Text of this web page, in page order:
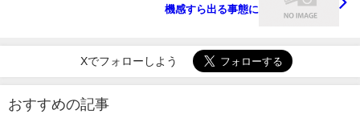
機感すら出る事態に
Xでフォローしよう
おすすめの記事